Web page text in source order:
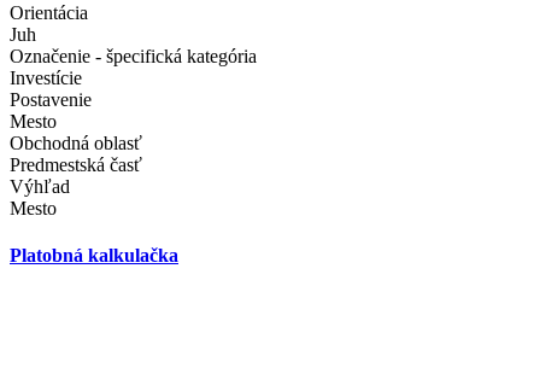
Orientácia
Juh
Označenie - špecifická kategória
Investície
Postavenie
Mesto
Obchodná oblasť
Predmestská časť
Výhľad
Mesto
Platobná kalkulačka